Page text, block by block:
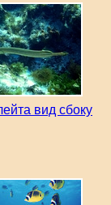
вид сбоку